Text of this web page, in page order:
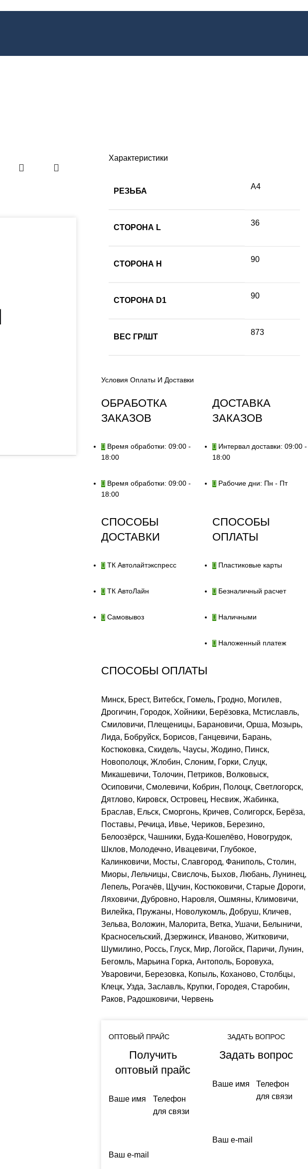
Характеристики
РЕЗЬБА
А4
СТОРОНА L
36
СТОРОНА H
90
СТОРОНА D1
90
ВЕС ГР/ШТ
873
Условия Оплаты И Доставки
ОБРАБОТКА
ЗАКАЗОВ
Время обработки: 09:00 -
18:00
Время обработки: 09:00 -
18:00
ДОСТАВКА
ЗАКАЗОВ
Интервал доставки: 09:00 -
18:00
Рабочие дни: Пн - Пт
СПОСОБЫ
ДОСТАВКИ
ТК Автолайтэкспресс
ТК АвтоЛайн
Самовывоз
СПОСОБЫ
ОПЛАТЫ
Пластиковые карты
Безналичный расчет
Наличными
Наложенный платеж
СПОСОБЫ ОПЛАТЫ
Минск, Брест, Витебск, Гомель, Гродно, Могилев,
Дрогичин, Городок, Хойники, Берёзовка, Мстиславль,
Смиловичи, Плещеницы, Барановичи, Орша, Мозырь,
Лида, Бобруйск, Борисов, Ганцевичи, Барань,
Костюковка, Скидель, Чаусы, Жодино, Пинск,
Новополоцк, Жлобин, Слоним, Горки, Слуцк,
Микашевичи, Толочин, Петриков, Волковыск,
Осиповичи, Смолевичи, Кобрин, Полоцк, Светлогорск,
Дятлово, Кировск, Островец, Несвиж, Жабинка,
Браслав, Ельск, Сморгонь, Кричев, Солигорск, Берёза,
Поставы, Речица, Ивье, Чериков, Березино,
Белоозёрск, Чашники, Буда-Кошелёво, Новогрудок,
Шклов, Молодечно, Ивацевичи, Глубокое,
Калинковичи, Мосты, Славгород, Фаниполь, Столин,
Миоры, Лельчицы, Свислочь, Быхов, Любань, Лунинец,
Лепель, Рогачёв, Щучин, Костюковичи, Старые Дороги,
Ляховичи, Дубровно, Наровля, Ошмяны, Климовичи,
Вилейка, Пружаны, Новолукомль, Добруш, Кличев,
Зельва, Воложин, Малорита, Ветка, Ушачи, Белыничи,
Красносельский, Дзержинск, Иваново, Житковичи,
Шумилино, Россь, Глуск, Мир, Логойск, Паричи, Лунин,
Бегомль, Марьина Горка, Антополь, Боровуха,
Уваровичи, Березовка, Копыль, Коханово, Столбцы,
Клецк, Узда, Заславль, Крупки, Городея, Старобин,
Раков, Радошковичи, Червень
ОПТОВЫЙ ПРАЙС
Получить
оптовый прайс
Ваше имя
Телефон
для связи
Ваш e-mail
ЗАДАТЬ ВОПРОС
Задать вопрос
Ваше имя
Телефон
для связи
Ваш e-mail